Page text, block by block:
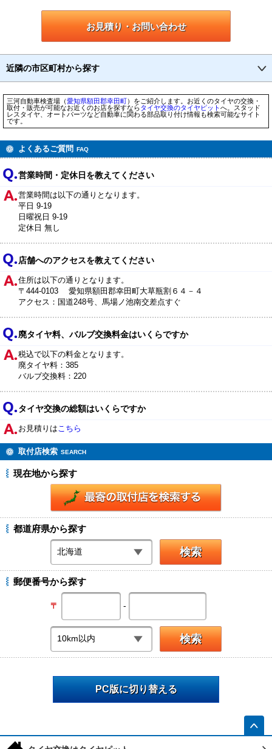
お見積り・お問い合わせ
近隣の市区町村から探す
三河自動車検査場（愛知県額田郡幸田町）をご紹介します。お近くのタイヤの交換・
取付・販売が可能なお近くのお店を探すならタイヤ交換のタイヤピットへ。スタッド
レスタイヤ、オートパーツなど自動車に関わる部品取り付け情報も検索可能なサイト
です。
よくあるご質問 FAQ
営業時間・定休日を教えてください
営業時間は以下の通りとなります。
平日 9-19
日曜祝日 9-19
定休日 無し
店舗へのアクセスを教えてください
住所は以下の通りとなります。
〒444-0103 愛知県額田郡幸田町大草瓶割６４－４
アクセス：国道248号、馬場ノ池南交差点すぐ
廃タイヤ料、バルブ交換料金はいくらですか
税込で以下の料金となります。
廃タイヤ料：385
バルブ交換料：220
タイヤ交換の総額はいくらですか
お見積りはこちら
取付店検索 SEARCH
現在地から探す
都道府県から探す
郵便番号から探す
〒 -
PC版に切り替える